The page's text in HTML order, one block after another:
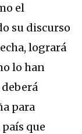
el
su discurso
logrará
lo han
para
que